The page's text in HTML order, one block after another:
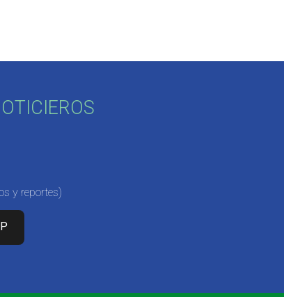
y reportes)